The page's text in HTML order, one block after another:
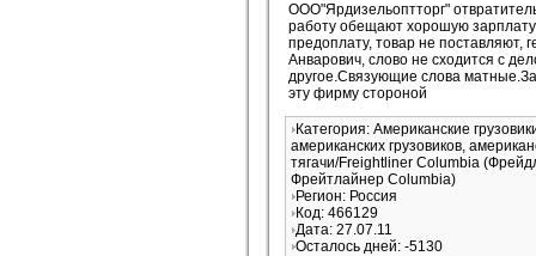
ООО"Ярдизельоптторг"
работу обещают хорошую
предоплату, товар не поставляют,
Анварович, слово не сходится с
другое.Связующие слова
эту фирму стороной
Категория: Американские
американских грузовиков,
тягачи/Freightliner Columbia
Фрейтлайнер Columbia)
Регион: Россия
Код: 466129
Дата: 27.07.11
Осталось дней: -5130